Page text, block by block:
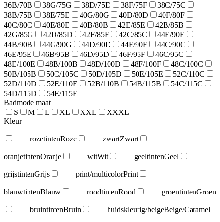
36B/70B
38G/75G 38D/75D 38F/75F
38C/75C
38B/75B
38E/75E 40G/80G 40D/80D
40F/80F
40C/80C
40E/80E 40B/80B 42E/85E
42B/85B
42G/85G
42D/85D 42F/85F 42C/85C
44E/90E
44B/90B
44G/90G 44D/90D 44F/90F
44C/90C
46E/95E
46B/95B 46D/95D 46F/95F
46C/95C
48E/100E
48B/100B 48D/100D 48F/100F
48C/100C
50B/105B
50C/105C 50D/105D 50E/105E
52C/110C
52D/110D
52E/110E 52B/110B 54B/115B
54C/115C
54D/115D
54E/115E
Badmode maat
S
M L XL XXL
XXXL
Kleur
rozetintenRoze zwartZwart
oranjetintenOranje witWit geeltintenGeel
grijstintenGrijs print/multicolorPrint
blauwtintenBlauw roodtintenRood groentintenGroen
bruintintenBruin huidskleurig/beigeBeige/Caramel